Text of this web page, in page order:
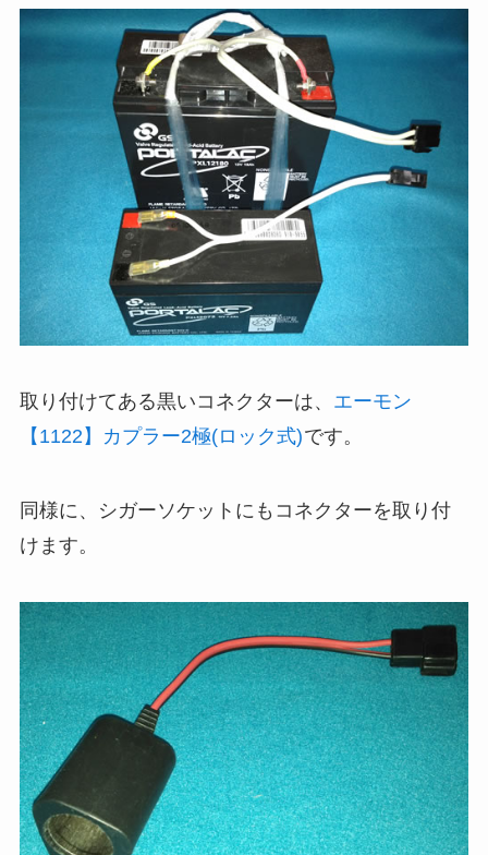
取り付けてある黒いコネクターは、 エーモン
【1122】カプラー2極(ロック式)です。
同様に、シガーソケットにもコネクターを取り付
けます。